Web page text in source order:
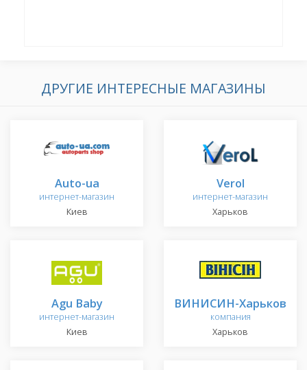
ДРУГИЕ ИНТЕРЕСНЫЕ МАГАЗИНЫ
Аuto-ua
интернет-магазин
Киев
Verol
интернет-магазин
Харьков
Agu Baby
интернет-магазин
Киев
ВИНИСИН-Харьков
компания
Харьков